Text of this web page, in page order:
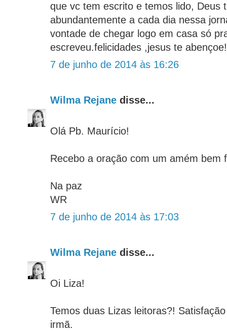
que vc tem escrito e temos lido, Deus
abundantemente a cada dia nessa
vontade de chegar logo em casa só
escreveu.felicidades ,jesus te abençoe!
7 de junho de 2014 às 16:26
Wilma Rejane disse...
Olá Pb. Maurício!
Recebo a oração com um amém bem
Na paz
WR
7 de junho de 2014 às 17:03
Wilma Rejane disse...
Oi Liza!
Temos duas Lizas leitoras?!
irmã.